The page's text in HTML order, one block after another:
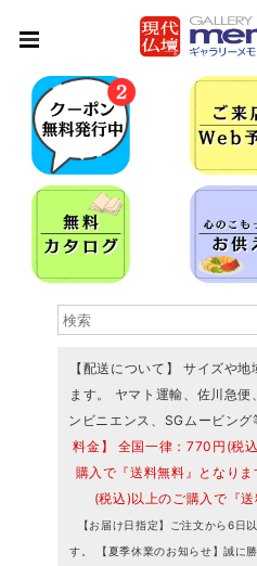
【配送について】 サイズや
ます。 ヤマト運輸、佐川急
ンビニエンス、SGムービング
料金】 全国一律：770円(税
購入で『送料無料』となり
(税込)以上のご購入で『送
【お届け日指定】ご注文から6日
す。 【夏季休業のお知らせ】誠に